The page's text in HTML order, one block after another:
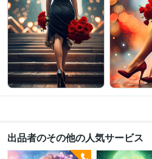
出品者のその他の人気サービス